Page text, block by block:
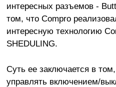
интересных разъемов -
том, что Compro
интересную технологию
SHEDULING.
Суть ее заключается в
управлять включением/